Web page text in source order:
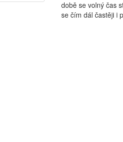
době se volný čas
se čím dál častěji i